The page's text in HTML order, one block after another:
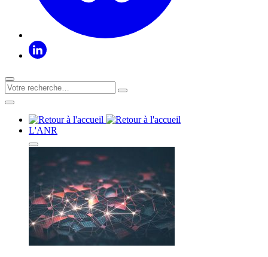
L'ANR